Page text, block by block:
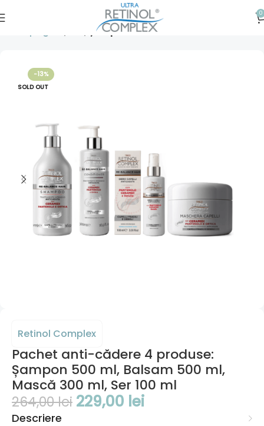
0
Șampon
-13%
SOLD OUT
Retinol Complex
Pachet anti-cădere 4 produse:
Șampon 500 ml, Balsam 500 ml,
Mască 300 ml, Ser 100 ml
264,00lei 229,00 lei
Descriere